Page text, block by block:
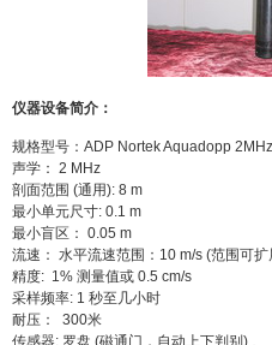
仪器设备简介：
规格型号：ADP Nortek Aquadopp 2MHz
声学： 2 MHz
剖面范围 (通用): 8 m
最小单元尺寸: 0.1 m
最小盲区： 0.05 m
流速： 水平流速范围：10 m/s (范围可扩
精度: 1% 测量值或 0.5 cm/s
采样频率: 1 秒至几小时
耐压： 300米
传感器: 罗盘 (磁通门，自动上下判别)